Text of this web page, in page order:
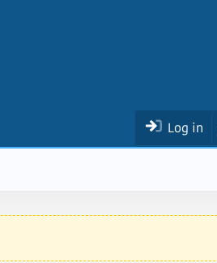
Log in